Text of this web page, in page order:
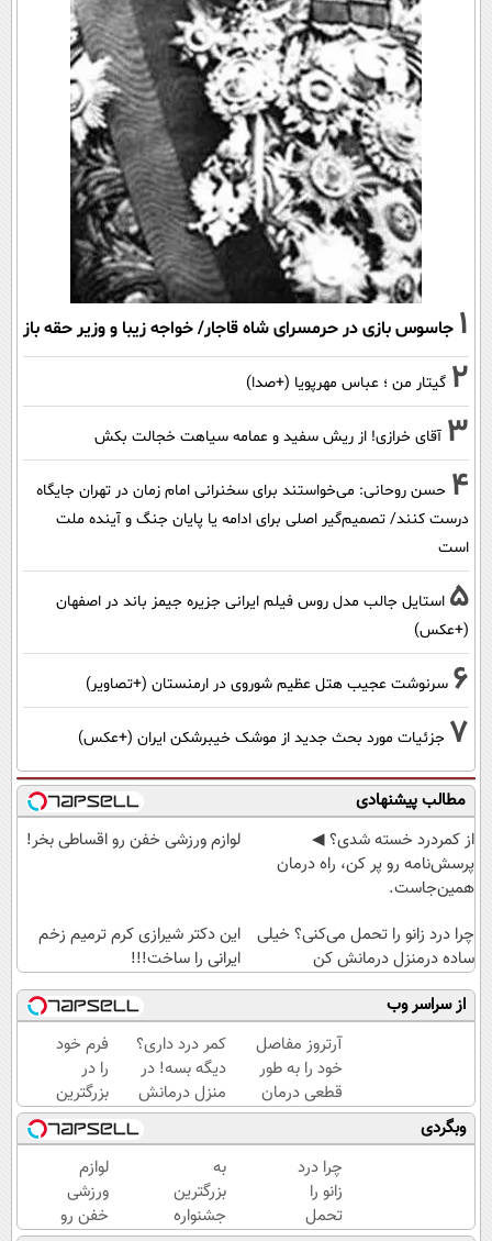
1 جاسوس بازی در حرمسرای شاه قاجار/ خواجه زیبا و وزیر حقه باز
2 گیتار من ؛ عباس مهرپویا (+صدا)
3 آقای خرازی! از ریش سفید و عمامه سیاهت خجالت بکش
4 حسن روحانی: می‌خواستند برای سخنرانی امام زمان در تهران جایگاه
درست کنند/ تصمیم‌گیر اصلی برای ادامه یا پایان جنگ و آینده ملت
است
5 استایل جالب مدل روس فیلم ایرانی جزیره جیمز باند در اصفهان
(+عکس)
6 سرنوشت عجیب هتل عظیم شوروی در ارمنستان (+تصاویر)
7 جزئیات مورد بحث جدید از موشک خیبرشکن ایران (+عکس)
مطالب پیشنهادی
از کمردرد خسته شدی؟ ◀
پرسش‌نامه رو پر کن، راه درمان
همین‌جاست.
لوازم ورزشی خفن رو اقساطی بخر!
چرا درد زانو را تحمل می‌کنی؟ خیلی
ساده درمنزل درمانش کن
این دکتر شیرازی کرم ترمیم زخم
ایرانی را ساخت!!!
از سراسر وب
آرتروز مفاصل
خود را به طور
قطعی درمان
کنید!
◗پرسش‌نامه◖
کمر درد داری؟
دیگه بسه! در
منزل درمانش
کن
(◀پرسش‌نامه)
فرم خود
را در
بزرگترین
جشنواره
ایمپلنت
تهران پر
کنید ! |
فقط ۲۵
وبگردی
چرا درد
زانو را
تحمل
به
بزرگترین
جشنواره
لوازم
ورزشی
خفن رو